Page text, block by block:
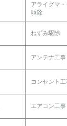
アライグマ
駆除
ねずみ駆除
アンテナ工事
コンセント
エアコン工事